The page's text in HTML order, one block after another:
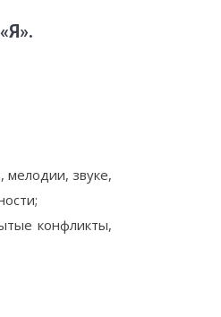
мелодии, звуке,
конфликты,